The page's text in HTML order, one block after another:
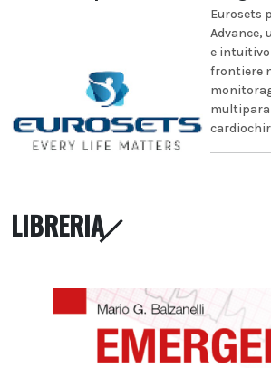
Eurosets
Advance,
e intuitivo
frontiere
LIBRERIA